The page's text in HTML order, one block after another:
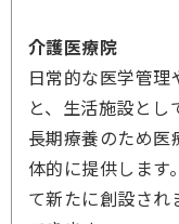
介護医療院
日常的な医学管
と、生活施設とし
長期療養のため
体的に提供します
て新たに創設さ